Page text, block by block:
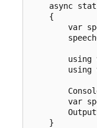
async
    {
var
using
using
var
    }